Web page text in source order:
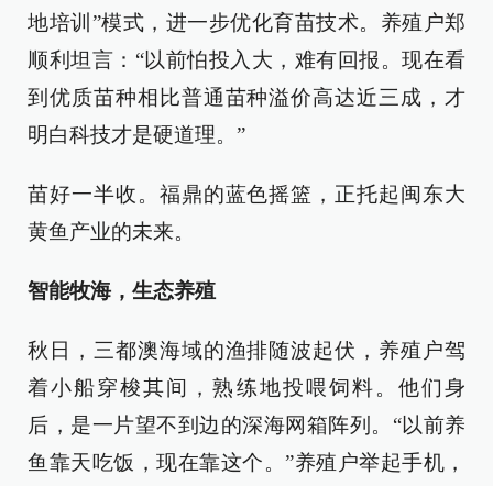
地培训”模式，进一步优化育苗技术。养殖户郑
顺利坦言：“以前怕投入大，难有回报。现在看
到优质苗种相比普通苗种溢价高达近三成，才
明白科技才是硬道理。”
苗好一半收。福鼎的蓝色摇篮，正托起闽东大
黄鱼产业的未来。
智能牧海，生态养殖
秋日，三都澳海域的渔排随波起伏，养殖户驾
着小船穿梭其间，熟练地投喂饲料。他们身
后，是一片望不到边的深海网箱阵列。“以前养
鱼靠天吃饭，现在靠这个。”养殖户举起手机，